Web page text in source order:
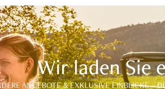
Wir laden Sie
ANGEBOTE & EXKLUSIVE EINBLICKE –